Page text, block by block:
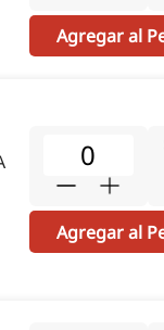
Agregar al
Agregar al